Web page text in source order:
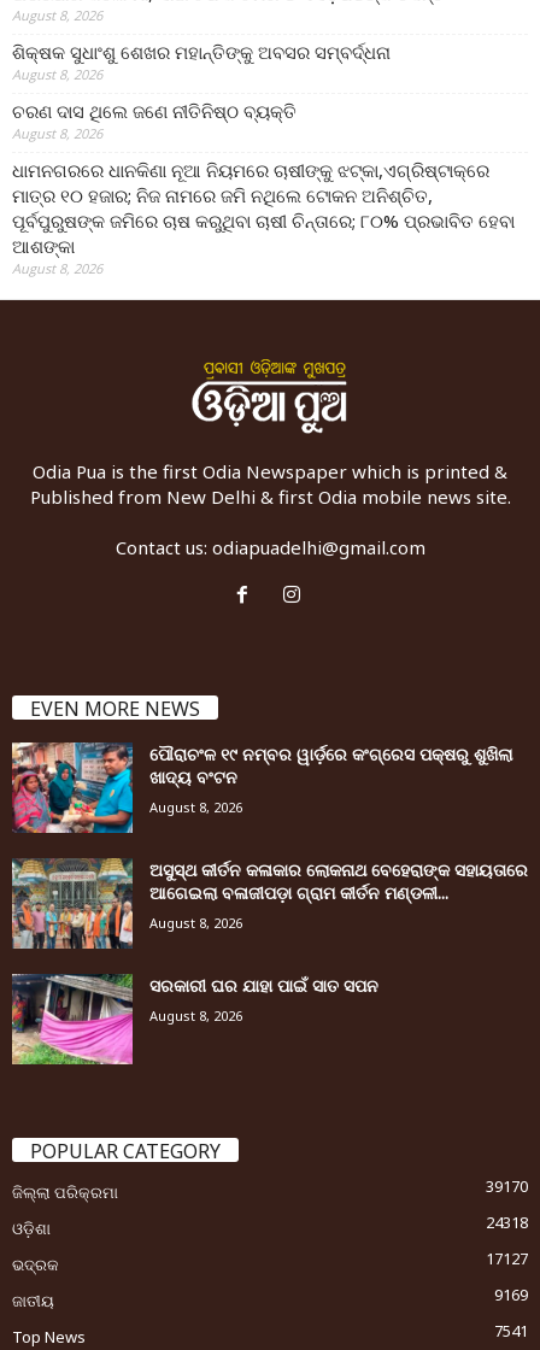
August 8, 2026
ଶିକ୍ଷକ ସୁଧାଂଶୁ ଶେଖର ମହାନ୍ତିଙ୍କୁ ଅବସର ସମ୍ବର୍ଦ୍ଧନା
August 8, 2026
ଚରଣ ଦାସ ଥିଲେ ଜଣେ ନୀତିନିଷ୍ଠ ବ୍ୟକ୍ତି
August 8, 2026
ଧାମନଗରରେ ଧାନକିଣା ନୂଆ ନିୟମରେ ଚାଷୀଙ୍କୁ ଝଟ୍‌କା,ଏଗ୍ରିଷ୍ଟାକ୍‌ରେ
ମାତ୍ର ୧୦ ହଜାର; ନିଜ ନାମରେ ଜମି ନଥିଲେ ଟୋକନ ଅନିଶ୍ଚିତ,
ପୂର୍ବପୁରୁଷଙ୍କ ଜମିରେ ଚାଷ କରୁଥିବା ଚାଷୀ ଚିନ୍ତାରେ; ୮୦% ପ୍ରଭାବିତ ହେବା
ଆଶଙ୍କା
August 8, 2026
Odia Pua is the first Odia Newspaper which is printed &
Published from New Delhi & first Odia mobile news site.
Contact us: odiapuadelhi@gmail.com
EVEN MORE NEWS
ପୌରାଚଂଳ ୧୯ ନମ୍ବର ୱାର୍ଡ଼ରେ କଂଗ୍ରେସ ପକ୍ଷରୁ ଶୁଖିଲା
ଖାଦ୍ୟ ବଂଟନ
August 8, 2026
ଅସୁସ୍ଥ କୀର୍ତନ କଳାକାର ଲୋକନାଥ ବେହେରାଙ୍କ ସହାୟତାରେ
ଆଗେଇଲା ବଳାଜୀପଡ଼ା ଗ୍ରାମ କୀର୍ତନ ମଣ୍ଡଳୀ...
August 8, 2026
ସରକାରୀ ଘର ଯାହା ପାଇଁ ସାତ ସପନ
August 8, 2026
POPULAR CATEGORY
ଜିଲ୍ଲା ପରିକ୍ରମା
39170
ଓଡ଼ିଶା
24318
ଭଦ୍ରକ
17127
ଜାତୀୟ
9169
Top News
7541